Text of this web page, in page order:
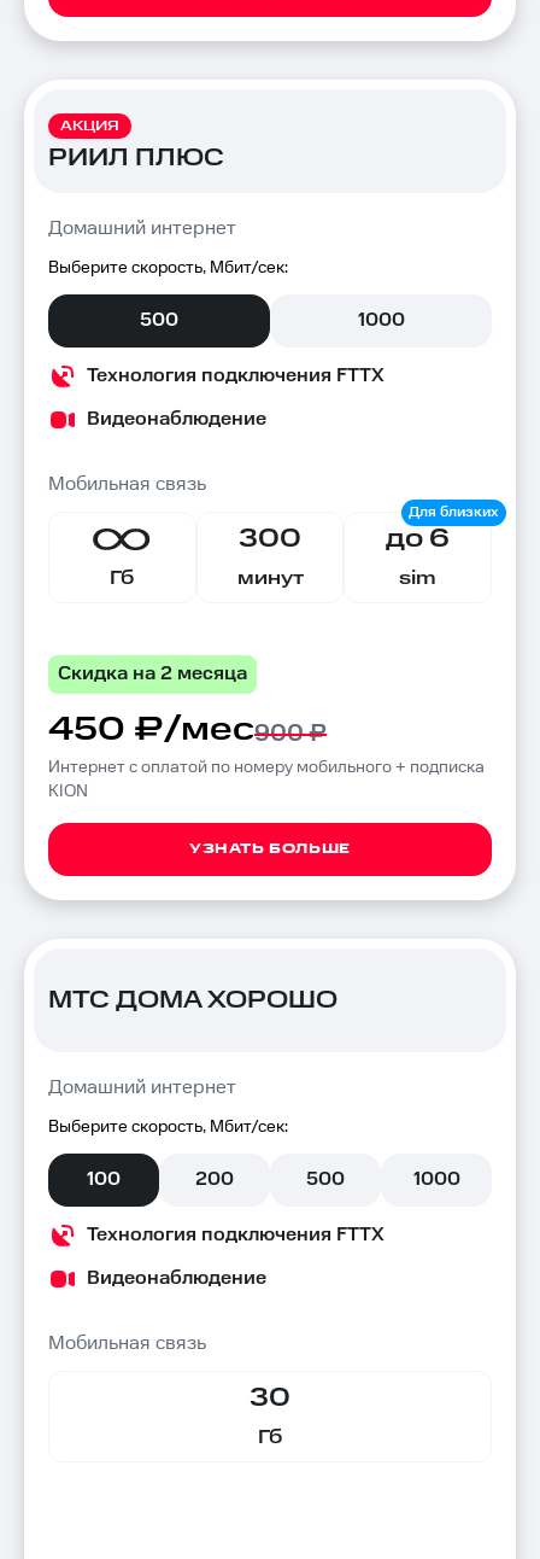
АКЦИЯ
РИИЛ ПЛЮС
Домашний интернет
Выберите скорость, Мбит/сек:
500 1000
Технология подключения FTTX
Видеонаблюдение
Мобильная связь
Гб
300
минут
до 6
sim
Скидка на 2 месяца
450 ₽/мес900 ₽
Интернет с оплатой по номеру мобильного + подписка
KION
УЗНАТЬ БОЛЬШЕ
МТС ДОМА ХОРОШО
Домашний интернет
Выберите скорость, Мбит/сек:
100 200 500 1000
Технология подключения FTTX
Видеонаблюдение
Мобильная связь
30
Гб